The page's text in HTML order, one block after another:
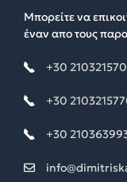
Μπορείτε να
έναν απο τους
+30
+30
+30